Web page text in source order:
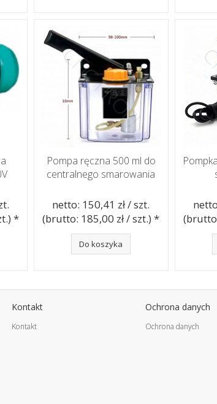
*
Pompa ręczna 500 ml do
centralnego smarowania
netto: 150,41 zł / szt.
(brutto: 185,00 zł / szt.) *
Do koszyka
Kontakt
Kontakt
Ochrona danych
Ochrona danych